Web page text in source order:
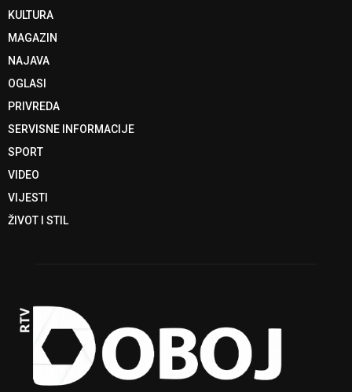
KULTURA
MAGAZIN
NAJAVA
OGLASI
PRIVREDA
SERVISNE INFORMACIJE
SPORT
VIDEO
VIJESTI
ŽIVOT I STIL